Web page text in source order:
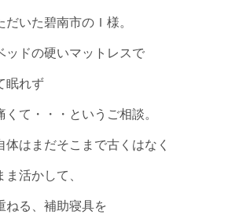
いた碧南市のＩ様。
ッドの硬いマットレスで
眠れず
て・・・というご相談。
体はまだそこまで古くはなく
活かして、
ねる、補助寝具を